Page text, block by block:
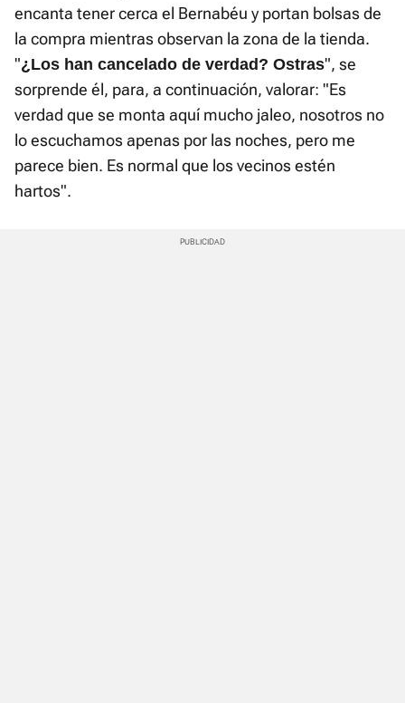
encanta tener cerca el Bernabéu y portan bolsas de
la compra mientras observan la zona de la tienda.
"¿Los han cancelado de verdad? Ostras", se
sorprende él, para, a continuación, valorar: "Es
verdad que se monta aquí mucho jaleo, nosotros no
lo escuchamos apenas por las noches, pero me
parece bien. Es normal que los vecinos estén
hartos".